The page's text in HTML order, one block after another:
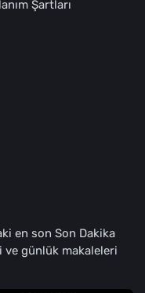
Şartları
en son Son Dakika
ve günlük makaleleri